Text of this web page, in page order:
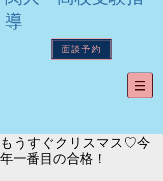
導
面談予約
もうすぐクリスマス♡今
年一番目の合格！